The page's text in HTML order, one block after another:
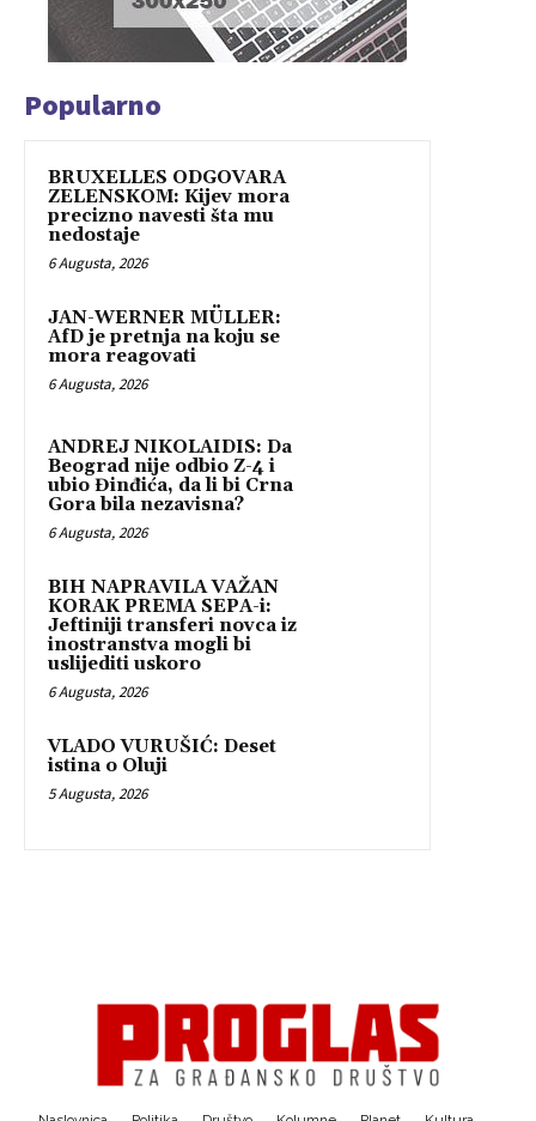
Popularno
BRUXELLES ODGOVARA
ZELENSKOM: Kijev mora
precizno navesti šta mu
nedostaje
6 Augusta, 2026
JAN-WERNER MÜLLER:
AfD je pretnja na koju se
mora reagovati
6 Augusta, 2026
ANDREJ NIKOLAIDIS: Da
Beograd nije odbio Z-4 i
ubio Đinđića, da li bi Crna
Gora bila nezavisna?
6 Augusta, 2026
BIH NAPRAVILA VAŽAN
KORAK PREMA SEPA-i:
Jeftiniji transferi novca iz
inostranstva mogli bi
uslijediti uskoro
6 Augusta, 2026
VLADO VURUŠIĆ: Deset
istina o Oluji
5 Augusta, 2026